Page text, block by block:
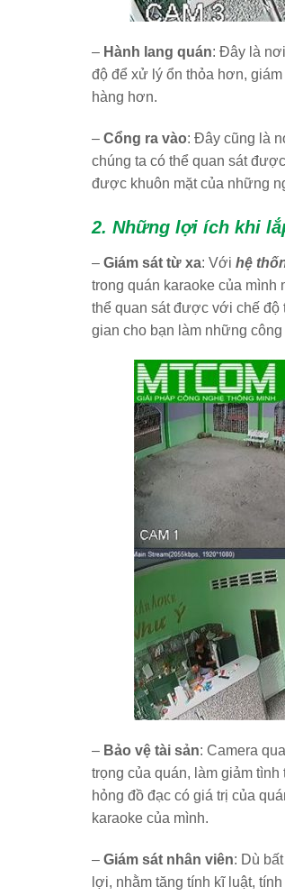
– Hành lang quán: Đây là
độ để xử lý ổn thỏa hơn,
hàng hơn.
– Cổng ra vào: Đây cũng là
chúng ta có thể quan sát
được khuôn mặt của những
2. Những lợi ích khi
– Giám sát từ xa: Với hệ
trong quán karaoke của mình
thể quan sát được với chế độ
gian cho bạn làm những
– Bảo vệ tài sản: Camera
trọng của quán, làm giảm
hỏng đồ đạc có giá trị của
karaoke của mình.
– Giám sát nhân viên: Dù
lợi, nhằm tăng tính kĩ luật,